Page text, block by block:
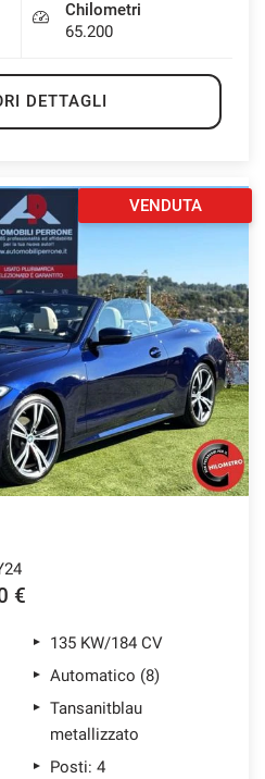
Chilometri
65.200
DETTAGLI
VENDUTA
€
135 KW/184 CV
Automatico (8)
Tansanitblau
metallizzato
Posti: 4